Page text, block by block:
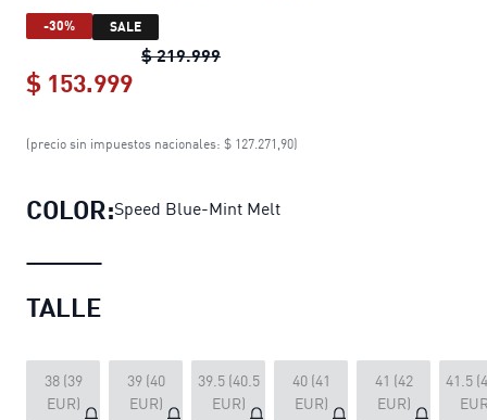
-30% SALE
$ 219.999Zapatillas de running
$ 153.999
Zapatillas de running ForeverRun
(precio sin impuestos nacionales: $ 127.271,90)
COLOR:Speed Blue-Mint Melt
TALLE
38 (39
EUR)
39 (40
EUR)
39.5 (40.5
EUR)
40 (41
EUR)
41 (42
EUR)
41.5